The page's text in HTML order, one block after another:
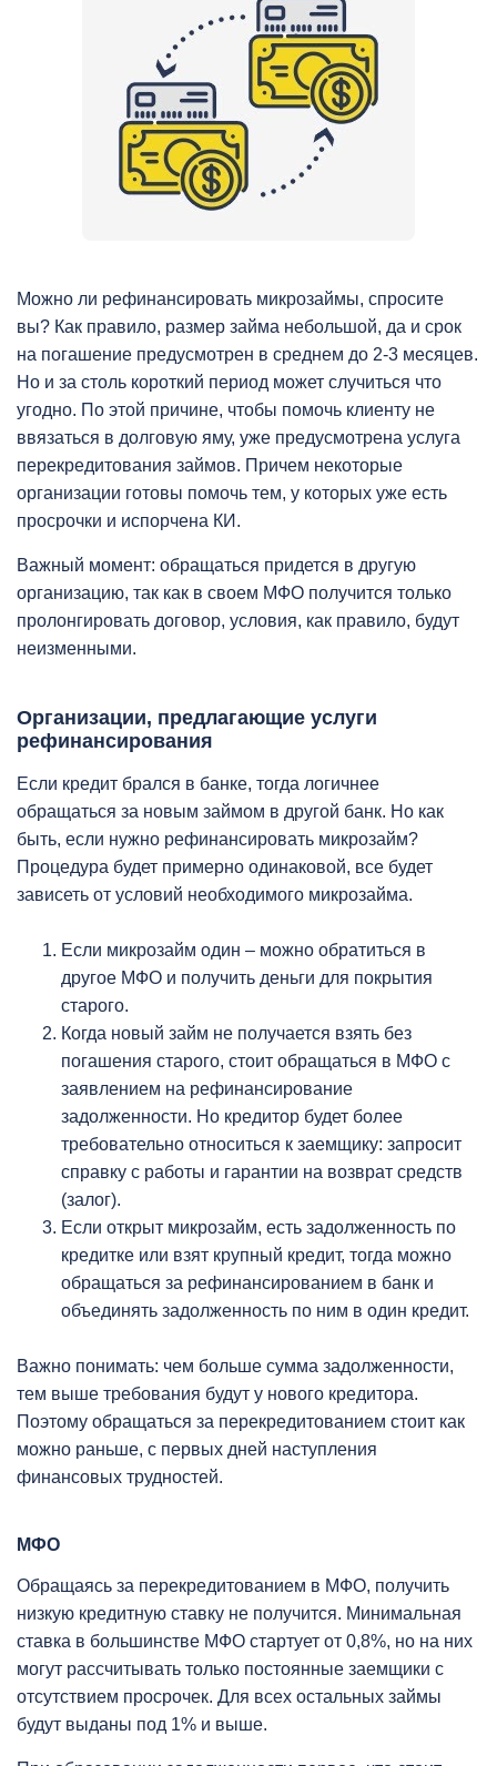
Можно ли рефинансировать микрозаймы, спросите
вы? Как правило, размер займа небольшой, да и срок
на погашение предусмотрен в среднем до 2-3 месяцев.
Но и за столь короткий период может случиться что
угодно. По этой причине, чтобы помочь клиенту не
ввязаться в долговую яму, уже предусмотрена услуга
перекредитования займов. Причем некоторые
организации готовы помочь тем, у которых уже есть
просрочки и испорчена КИ.
Важный момент: обращаться придется в другую
организацию, так как в своем МФО получится только
пролонгировать договор, условия, как правило, будут
неизменными.
Организации, предлагающие услуги
рефинансирования
Если кредит брался в банке, тогда логичнее
обращаться за новым займом в другой банк. Но как
быть, если нужно рефинансировать микрозайм?
Процедура будет примерно одинаковой, все будет
зависеть от условий необходимого микрозайма.
Если микрозайм один – можно обратиться в
другое МФО и получить деньги для покрытия
старого.
Когда новый займ не получается взять без
погашения старого, стоит обращаться в МФО с
заявлением на рефинансирование
задолженности. Но кредитор будет более
требовательно относиться к заемщику: запросит
справку с работы и гарантии на возврат средств
(залог).
Если открыт микрозайм, есть задолженность по
кредитке или взят крупный кредит, тогда можно
обращаться за рефинансированием в банк и
объединять задолженность по ним в один кредит.
Важно понимать: чем больше сумма задолженности,
тем выше требования будут у нового кредитора.
Поэтому обращаться за перекредитованием стоит как
можно раньше, с первых дней наступления
финансовых трудностей.
МФО
Обращаясь за перекредитованием в МФО, получить
низкую кредитную ставку не получится. Минимальная
ставка в большинстве МФО стартует от 0,8%, но на них
могут рассчитывать только постоянные заемщики с
отсутствием просрочек. Для всех остальных займы
будут выданы под 1% и выше.